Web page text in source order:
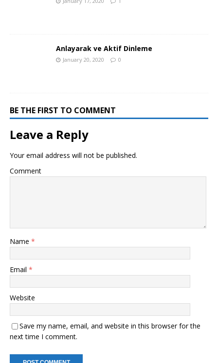
Anlayarak ve Aktif Dinleme
January 20, 2020 0
BE THE FIRST TO COMMENT
Leave a Reply
Your email address will not be published.
Comment
Name *
Email *
Website
Save my name, email, and website in this browser for the
next time I comment.